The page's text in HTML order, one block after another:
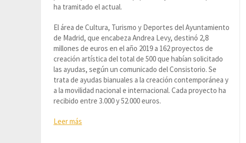
ha tramitado el actual.
El área de Cultura, Turismo y Deportes del Ayuntamiento
de Madrid, que encabeza Andrea Levy, destinó 2,8
millones de euros en el año 2019 a 162 proyectos de
creación artística del total de 500 que habían solicitado
las ayudas, según un comunicado del Consistorio. Se
trata de ayudas bianuales a la creación contemporánea y
a la movilidad nacional e internacional. Cada proyecto ha
recibido entre 3.000 y 52.000 euros.
Leer más